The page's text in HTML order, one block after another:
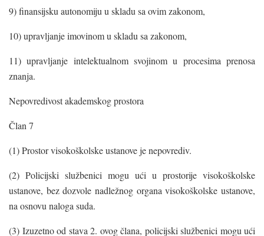
9) finansijsku autonomiju u skladu sa ovim zakonom,
10) upravljanje imovinom u skladu sa zakonom,
11) upravljanje intelektualnom svojinom u procesima prenosa
znanja.
Nepovredivost akademskog prostora
Član 7
(1) Prostor visokoškolske ustanove je nepovrediv.
(2) Policijski službenici mogu ući u prostorije visokoškolske
ustanove, bez dozvole nadležnog organa visokoškolske ustanove,
na osnovu naloga suda.
(3) Izuzetno od stava 2. ovog člana, policijski službenici mogu ući